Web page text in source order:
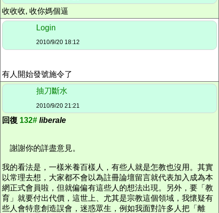
收收收, 收你媽個逼
Login
2010/9/20 18:12
有人開始發號施令了
抽刀斷水
2010/9/20 21:21
回復 132# liberale
謝謝你的詳盡意見。
我的看法是，一樣米養百樣人，有些人就是怎教也沒用。其實
以常理去想，大家都不會以為註冊論壇留言就代表加入成為本
網正式會員啦，但就偏偏有這些人的想法出現。另外，要「教
育」就要付出代價，這世上、尤其是宗教這個領域，我懷疑有
些人會特意創造誤會，迷惑眾生，例如我面對許多人把「離